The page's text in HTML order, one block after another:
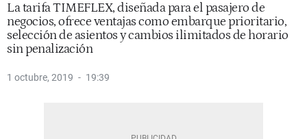
La tarifa TIMEFLEX, diseñada para el pasajero de
negocios, ofrece ventajas como embarque prioritario,
selección de asientos y cambios ilimitados de horario
sin penalización
1 octubre, 2019 19:39